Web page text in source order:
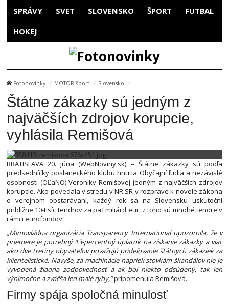
SPRÁVY SVET SLOVENSKO ŠPORT FUTBAL
HOKEJ
Fotonovinky MOTOR šport Slovensko
Štátne zákazky sú jedným z
najväčších zdrojov korupcie,
vyhlásila Remišová
BRATISLAVA 20. júna (WebNoviny.sk) – Štátne zákazky sú podľa
predsedníčky poslaneckého klubu hnutia Obyčajní ľudia a nezávislé
osobnosti (OĽaNO) Veroniky Remišovej jedným z najväčších zdrojov
korupcie. Ako povedala v stredu v NR SR v rozprave k novele zákona
o verejnom obstarávaní, každý rok sa na Slovensku uskutoční
približne 10-tisíc tendrov za päť miliárd eur, z toho sú mnohé tendre v
rámci eurofondov.
„Mimovládna organizácia Transparency International upozornila, že v
priemere je potrebný 13-percentný úplatok na získanie zákazky a viac
ako dve tretiny obyvateľov považujú prideľovanie štátnych zákaziek za
klientelistické. Navyše, za machinácie napriek stovkám škandálov nie je
vyvodená žiadna zodpovednosť a ak bol niekto odsúdený, tak len
výnimočne a zväčša len malé ryby,“pripomenula Remišová.
Firmy spája spoločná minulosť